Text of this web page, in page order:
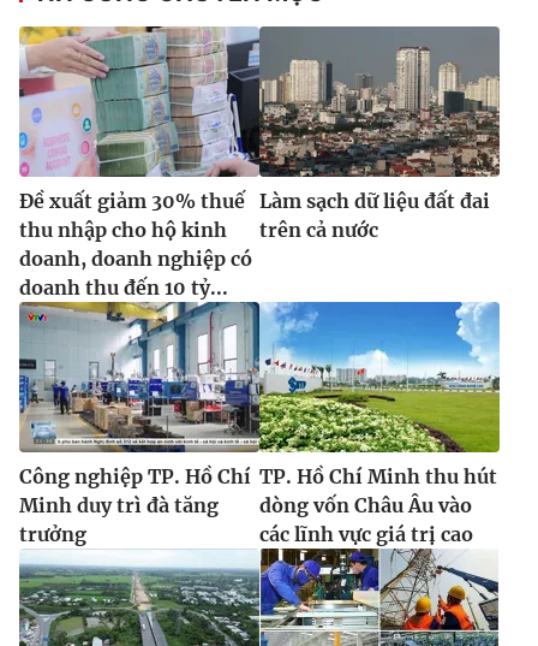
Đề xuất giảm 30% thuế
thu nhập cho hộ kinh
doanh, doanh nghiệp có
doanh thu đến 10 tỷ...
Làm sạch dữ liệu đất đai
trên cả nước
Công nghiệp TP. Hồ Chí
Minh duy trì đà tăng
trưởng
TP. Hồ Chí Minh thu hút
dòng vốn Châu Âu vào
các lĩnh vực giá trị cao